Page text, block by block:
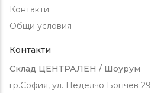
Контакти
Общи условия
Контакти
Склад ЦЕНТРАЛЕН / Шоурум
гр.София, ул. Неделчо Бончев 29